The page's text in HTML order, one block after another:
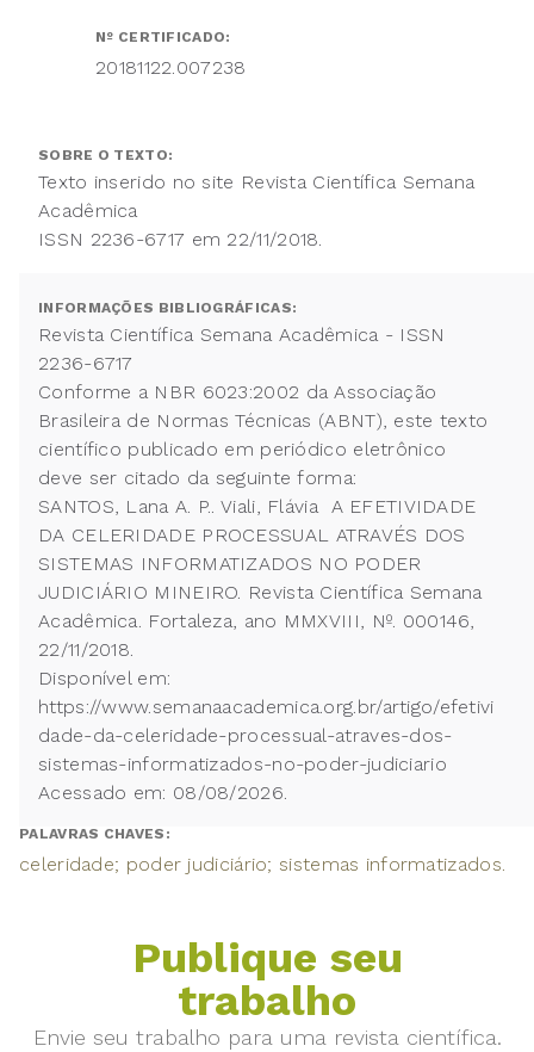
Nº CERTIFICADO:
20181122.007238
SOBRE O TEXTO:
Texto inserido no site Revista Científica Semana
Acadêmica
ISSN 2236-6717 em 22/11/2018.
INFORMAÇÕES BIBLIOGRÁFICAS:
Revista Científica Semana Acadêmica - ISSN
2236-6717
Conforme a NBR 6023:2002 da Associação
Brasileira de Normas Técnicas (ABNT), este texto
científico publicado em periódico eletrônico
deve ser citado da seguinte forma:
SANTOS, Lana A. P.. Viali, Flávia A EFETIVIDADE
DA CELERIDADE PROCESSUAL ATRAVÉS DOS
SISTEMAS INFORMATIZADOS NO PODER
JUDICIÁRIO MINEIRO. Revista Científica Semana
Acadêmica. Fortaleza, ano MMXVIII, Nº. 000146,
22/11/2018.
Disponível em:
https://www.semanaacademica.org.br/artigo/efetivi
dade-da-celeridade-processual-atraves-dos-
sistemas-informatizados-no-poder-judiciario
Acessado em: 08/08/2026.
PALAVRAS CHAVES:
celeridade; poder judiciário; sistemas informatizados.
Publique seu
trabalho
Envie seu trabalho para uma revista científica.